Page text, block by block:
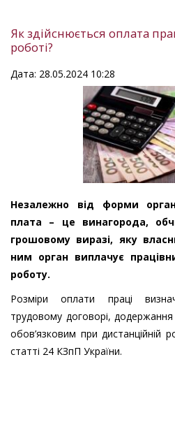
Як здійснюється оплата
роботі?
Дата: 28.05.2024 10:28
Незалежно від форми
плата – це винагорода,
грошовому виразі, яку
ним орган виплачує
роботу.
Розміри оплати праці
трудовому договорі,
обов’язковим при дистанційній
статті 24 КЗпП України.